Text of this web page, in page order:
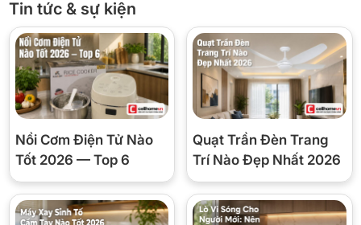
*Hình ảnh chỉ mang tính chất minh họa
Cơ chế thổi gió
Công nghệ cấp khí tươi Fresh Air
hoạt động bằng cách đưa trực
tiếp không khí từ bên ngoài vào trong phòng, giúp không gian luôn
được làm mới và mang đến cho người dùng giấc ngủ thư thái.
Tin tức & sự kiện
Nồi Cơm Điện Tử Nào
Tốt 2026 — Top 6
Quạt Trần Đèn Trang
Trí Nào Đẹp Nhất 2026